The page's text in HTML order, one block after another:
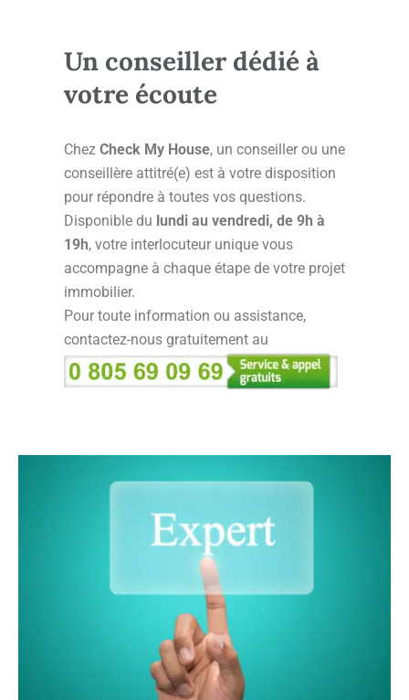
Un conseiller dédié à
votre écoute
Chez Check My House, un conseiller ou une
conseillère attitré(e) est à votre disposition
pour répondre à toutes vos questions.
Disponible du lundi au vendredi, de 9h à
19h, votre interlocuteur unique vous
accompagne à chaque étape de votre projet
immobilier.
Pour toute information ou assistance,
contactez-nous gratuitement au